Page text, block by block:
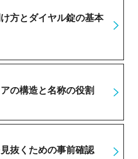
方とダイヤル錠の基本
の構造と名称の役割
抜くための事前確認